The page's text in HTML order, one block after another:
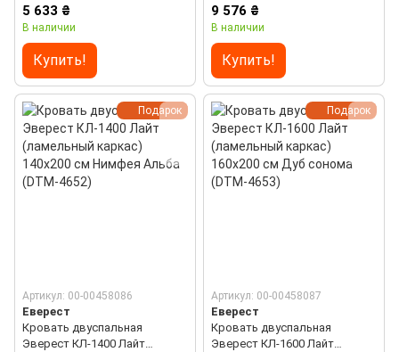
основания под матрас)
140х200 см Нимфея Альба
5 633 ₴
В наличии
Купить!
(ламельный каркас) 140х200
см Дуб сонома (DTM-4651)
9 576 ₴
В наличии
Купить!
Подарок
Артикул: 00-00458086
Еверест
Кровать двуспальная
Эверест КЛ-1400 Лайт
Подарок
Артикул: 00-00458087
Еверест
Кровать двуспальная
Эверест КЛ-1600 Лайт